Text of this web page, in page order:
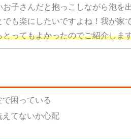
子さんだと抱っこしながら泡を
も楽にしたいですよね！我が家で
ってもよかったのでご紹介しま
困っている
てないか心配